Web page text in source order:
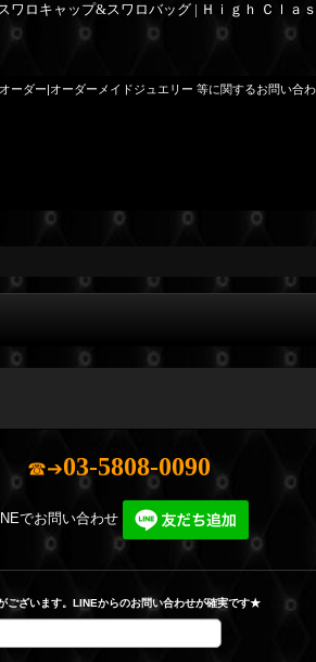
ワロキャップ&スワロバッグ | Ｈｉｇｈ Ｃｌ
ーダー|オーダーメイドジュエリー 等に関するお問い合
☎➔03-5808-0090
でお問い合わせ
ございます。LINEからのお問い合わせが確実です★